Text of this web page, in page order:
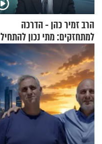
הרב זמיר כהן - הדרכה
למתחזקים: מתי נכון להתחיל
עם לבישת הציצית?